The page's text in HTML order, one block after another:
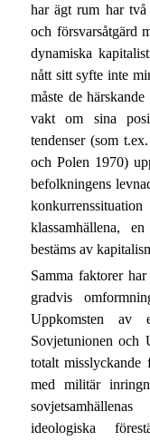
har ägt rum har två
och försvarsåtgärd
dynamiska
nått sitt syfte inte
måste de
vakt om sina
tendenser (som
och Polen 1970)
befolkningens
klassamhällena,
bestäms av
Samma faktorer
gradvis
Uppkomsten av
Sovjetunionen och
totalt misslyckande
med militär
ideologiska